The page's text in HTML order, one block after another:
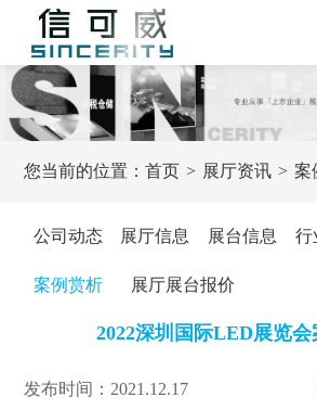
您当前的位置：首页 展厅资讯 案
公司动态 展厅信息 展台信息 行
案例赏析 展厅展台报价
2022深圳国际LED展览会
发布时间：2021.12.17